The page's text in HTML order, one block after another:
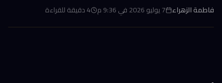
فاطمة الزهراء 7 يوليو 2026 في 9:36 م 4دقيقة للقراءة